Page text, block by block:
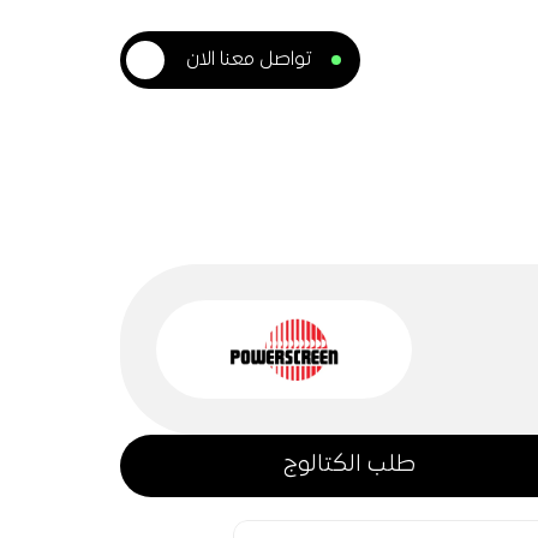
طلب الكتالوج
تواصل معنا الان